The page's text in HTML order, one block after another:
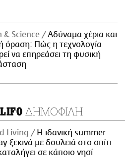
& Science
Αδύναμα χέρια και
όραση: Πώς η τεχνολογία
να επηρεάσει τη φυσική
ΔΗΜΟΦΙΛΗ
Living
Η ιδανική summer
ξεκινά με δουλειά στο σπίτι
σε κάποιο νησί